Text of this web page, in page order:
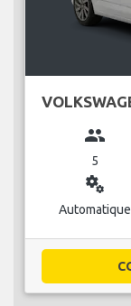
group
5
miscellaneous_services
Automatique